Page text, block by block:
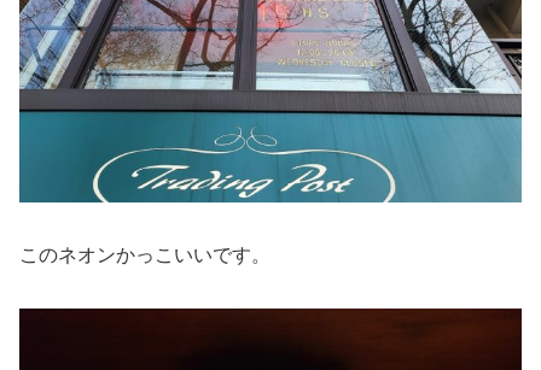
このネオンかっこいいです。